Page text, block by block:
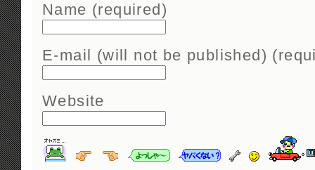
Name (required)
E-mail (will not be published)
Website